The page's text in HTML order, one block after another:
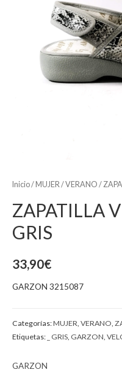
Inicio/ MUJER /VERANO /
ZAPATILLA
GRIS
33,90€
GARZON 3215087
Categorías:MUJER VERANO
Etiquetas:
_ GRIS GARZON
GARZON